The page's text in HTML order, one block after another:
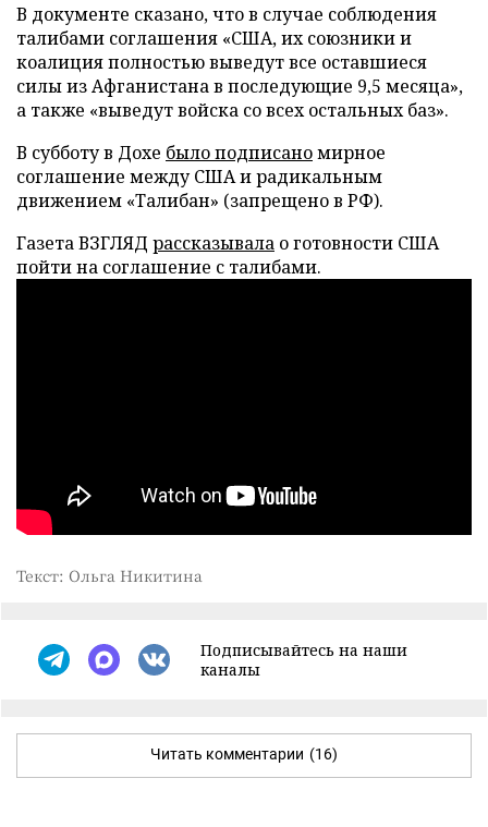
В документе сказано, что в случае соблюдения
талибами соглашения «США, их союзники и
коалиция полностью выведут все оставшиеся
силы из Афганистана в последующие 9,5 месяца»,
а также «выведут войска со всех остальных баз».
В субботу в Дохе было подписаномирное
соглашение между США и радикальным
движением «Талибан» (запрещено в РФ).
Газета ВЗГЛЯД рассказывала о готовности США
пойти на соглашение с талибами.
Текст: Ольга Никитина
Подписывайтесь на наши
каналы
Читать комментарии (16)